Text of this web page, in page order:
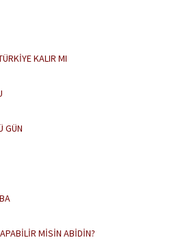
KALIR MI
GÜN
MİSİN ABİDİN?